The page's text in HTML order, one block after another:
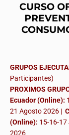
CURSO
GRUPOS
Participantes)
PROXIMOS
Ecuador (Online):
21 Agosto 2026 |
(Online): 15-16-
2026